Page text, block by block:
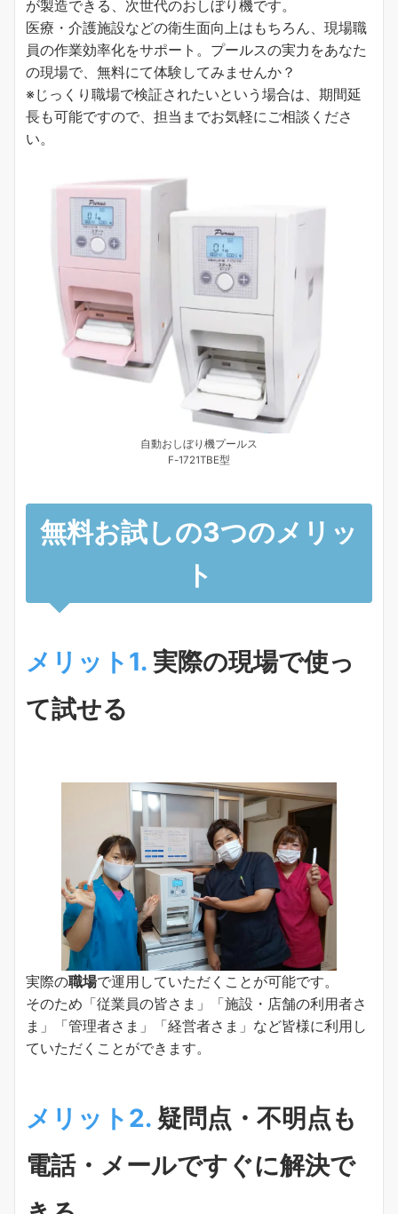
が製造できる、次世代のおしぼり機です。
医療・介護施設などの衛生面向上はもちろん、現場職
員の作業効率化をサポート。プールスの実力をあなた
の現場で、無料にて体験してみませんか？
※じっくり職場で検証されたいという場合は、期間延
長も可能ですので、担当までお気軽にご相談くださ
い。
自動おしぼり機プールス
F-1721TBE型
無料お試しの3つのメリッ
ト
メリット1. 実際の現場で使っ
て試せる
実際の職場で運用していただくことが可能です。
そのため「従業員の皆さま」「施設・店舗の利用者さ
ま」「管理者さま」「経営者さま」など皆様に利用し
ていただくことができます。
メリット2. 疑問点・不明点も
電話・メールですぐに解決で